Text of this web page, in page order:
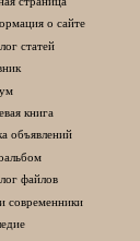
о сайте
статей
книга
объявлений
файлов
современники